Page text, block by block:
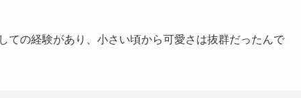
ての経験があり、小さい頃から可愛さは抜群だったんで